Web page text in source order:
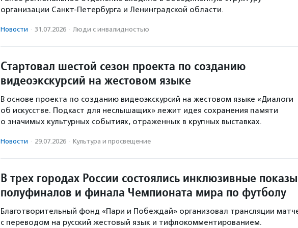
организации Санкт-Петербурга и Ленинградской области.
Новости · 31.07.2026 · Люди с инвалидностью
Стартовал шестой сезон проекта по созданию
видеоэкскурсий на жестовом языке
В основе проекта по созданию видеоэкскурсий на жестовом языке «Диалоги
об искусстве. Подкаст для неслышащих» лежит идея сохранения памяти
о значимых культурных событиях, отраженных в крупных выставках.
Новости · 29.07.2026 · Культура и просвещение
В трех городах России состоялись инклюзивные показы
полуфиналов и финала Чемпионата мира по футболу
Благотворительный фонд «Пари и Побеждай» организовал трансляции
с переводом на русский жестовый язык и тифлокомментированием.